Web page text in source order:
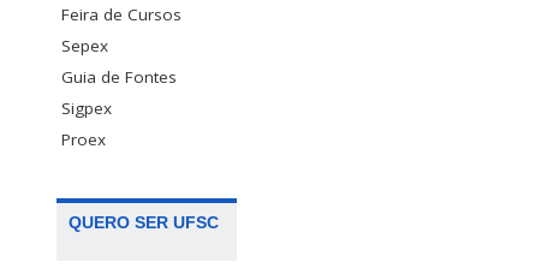
Feira de Cursos
Sepex
Guia de Fontes
Sigpex
Proex
QUERO SER UFSC